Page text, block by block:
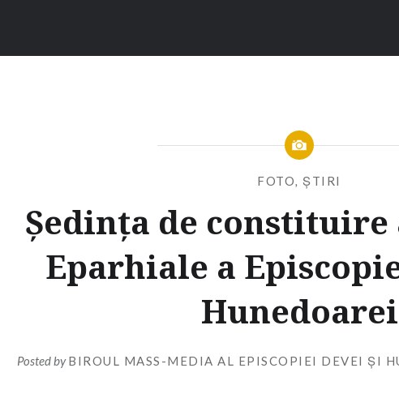
FOTO ,ȘTIRI
Ședința de
Eparhiale a
Hunedoarei
Posted byBIROUL MASS-MEDIA AL EPISCOPIEI DEVEI ȘI